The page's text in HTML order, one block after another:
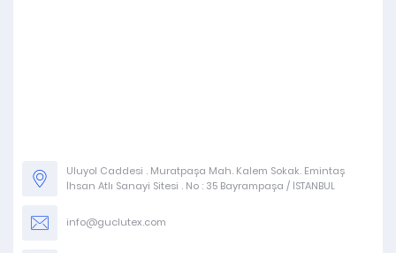
Uluyol Caddesi . Muratpaşa Mah. Kalem Sokak. Emintaş
İhsan Atlı Sanayi Sitesi . No : 35 Bayrampaşa / İSTANBUL
info@guclutex.com